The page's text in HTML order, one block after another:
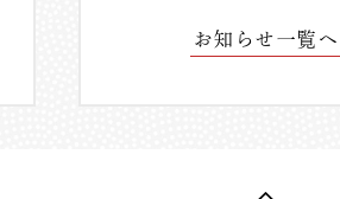
お知らせ一覧へ